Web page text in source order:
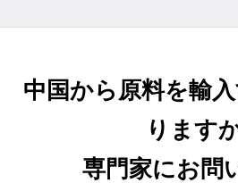
中国から原料を輸
ります
専門家にお問